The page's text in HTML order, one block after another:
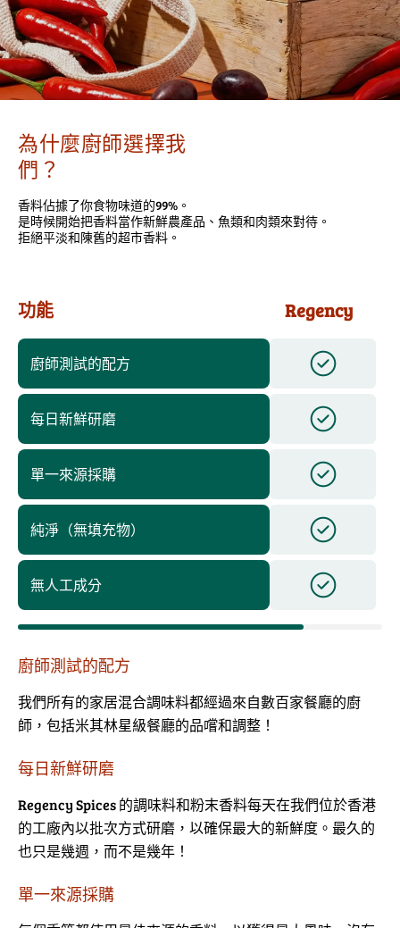
為什麼廚師選擇我
們？
香料佔據了你食物味道的99%。
是時候開始把香料當作新鮮農產品、魚類和肉類來對待。
拒絕平淡和陳舊的超市香料。
功能 Regency
廚師測試的配方
每日新鮮研磨
單一來源採購
純淨（無填充物）
無人工成分
廚師測試的配方
我們所有的家居混合調味料都經過來自數百家餐廳的廚
師，包括米其林星級餐廳的品嚐和調整！
每日新鮮研磨
Regency Spices 的調味料和粉末香料每天在我們位於香港
的工廠內以批次方式研磨，以確保最大的新鮮度。最久的
也只是幾週，而不是幾年！
單一來源採購